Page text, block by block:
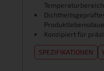
Konzipiert für
SPEZIFIKATIONEN